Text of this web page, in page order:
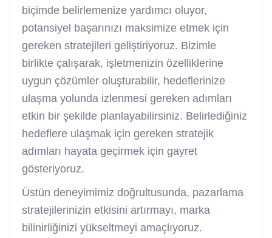
biçimde belirlemenize yardımcı oluyor,
potansiyel başarınızı maksimize etmek için
gereken stratejileri geliştiriyoruz. Bizimle
birlikte çalışarak, işletmenizin özelliklerine
uygun çözümler oluşturabilir, hedeflerinize
ulaşma yolunda izlenmesi gereken adımları
etkin bir şekilde planlayabilirsiniz. Belirlediğiniz
hedeflere ulaşmak için gereken stratejik
adımları hayata geçirmek için gayret
gösteriyoruz.
Üstün deneyimimiz doğrultusunda, pazarlama
stratejilerinizin etkisini artırmayı, marka
bilinirliğinizi yükseltmeyi amaçlıyoruz.